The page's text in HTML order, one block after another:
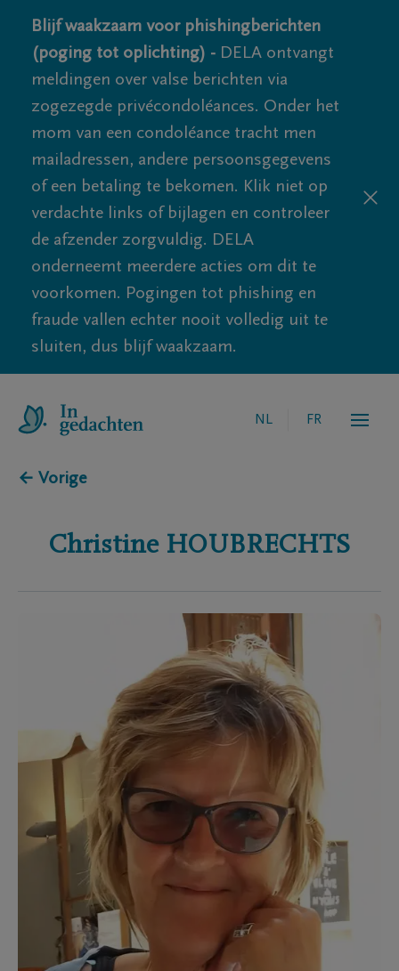
Blijf waakzaam voor phishingberichten
(poging tot oplichting) - DELA ontvangt
meldingen over valse berichten via
zogezegde privécondoléances. Onder het
mom van een condoléance tracht men
mailadressen, andere persoonsgegevens
of een betaling te bekomen. Klik niet op
verdachte links of bijlagen en controleer
de afzender zorgvuldig. DELA
onderneemt meerdere acties om dit te
voorkomen. Pogingen tot phishing en
fraude vallen echter nooit volledig uit te
sluiten, dus blijf waakzaam.
NL FR
← Vorige
Christine HOUBRECHTS